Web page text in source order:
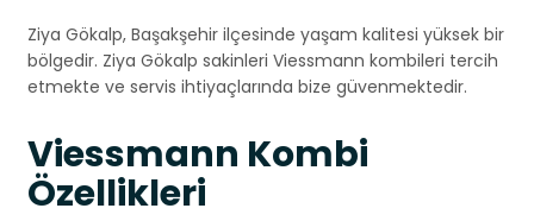
Ziya Gökalp, Başakşehir ilçesinde yaşam kalitesi yüksek bir
bölgedir. Ziya Gökalp sakinleri Viessmann kombileri tercih
etmekte ve servis ihtiyaçlarında bize güvenmektedir.
Viessmann Kombi
Özellikleri